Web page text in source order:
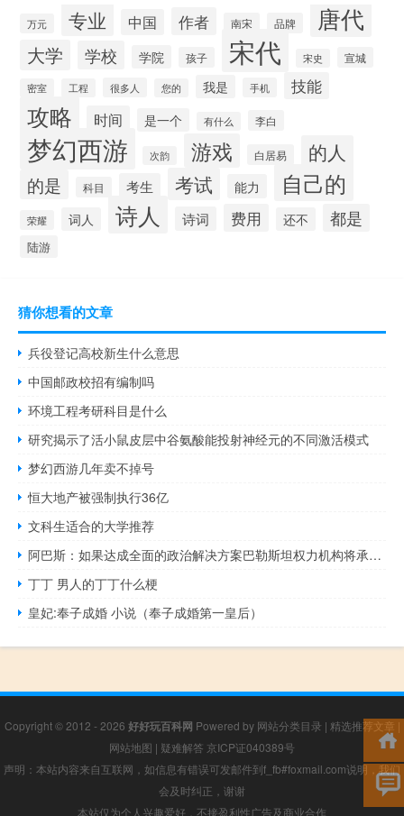
万元 专业 中国 作者 南宋 品牌 唐代
大学 学校 学院 孩子 宋代 宋史 宣城
密室 工程 很多人 您的 我是 手机 技能
攻略 时间 是一个 有什么 李白
梦幻西游 次韵 游戏 白居易 的人
的是 科目 考生 考试 能力 自己的
荣耀 词人 诗人 诗词 费用 还不 都是
陆游
猜你想看的文章
兵役登记高校新生什么意思
中国邮政校招有编制吗
环境工程考研科目是什么
研究揭示了活小鼠皮层中谷氨酸能投射神经元的不同激活模式
梦幻西游几年卖不掉号
恒大地产被强制执行36亿
文科生适合的大学推荐
阿巴斯：如果达成全面的政治解决方案巴勒斯坦权力机构将承担对加沙的责任
丁丁 男人的丁丁什么梗
皇妃:奉子成婚 小说（奉子成婚第一皇后）
Copyright © 2012 - 2026 好好玩百科网 Powered by 网站分类目录 | 精选推荐文章 |
网站地图 | 疑难解答 京ICP证040389号
声明：本站内容来自互联网，如信息有错误可发邮件到f_fb#foxmail.com说明，我们
会及时纠正，谢谢
本站仅为个人兴趣爱好，不接盈利性广告及商业合作